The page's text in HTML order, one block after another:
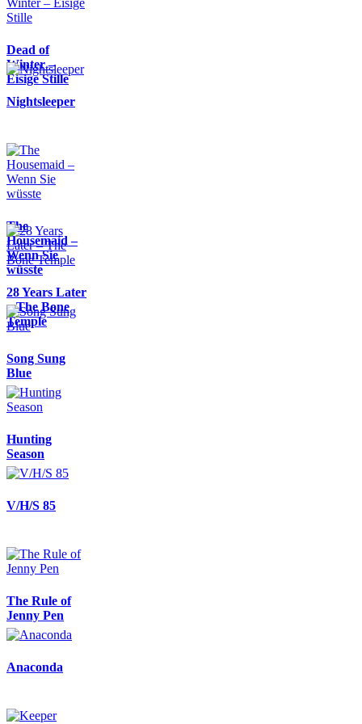
Dead of
Winter –
Eisige Stille
Nightsleeper
The
Housemaid –
Wenn Sie
wüsste
28 Years Later
– The Bone
Temple
Song Sung
Blue
Hunting
Season
V/H/S 85
The Rule of
Jenny Pen
Anaconda